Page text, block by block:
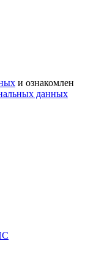
и ознакомлен
данных